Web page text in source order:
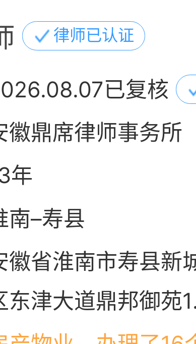
律师已认证
已复核
徽鼎席律师事务所
年
南–寿县
徽省淮南市寿县新
东津大道鼎邦御苑